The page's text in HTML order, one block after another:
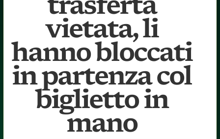
trasferta
vietata, li
hanno bloccati
in partenza col
biglietto in
mano